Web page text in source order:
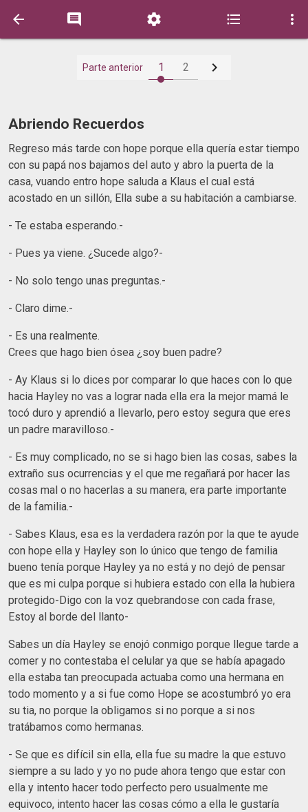
    
Parte anterior 1 2 
Abriendo Recuerdos
Regreso más tarde con hope porque ella quería estar tiempo
con su papá nos bajamos del auto y abro la puerta de la
casa, vuando entro hope saluda a Klaus el cual está
acostado en un sillón, Ella sube a su habitación a cambiarse.
- Te estaba esperando.-
- Pues ya viene. ¿Sucede algo?-
- No solo tengo unas preguntas.-
- Claro dime.-
- Es una realmente.
Crees que hago bien ósea ¿soy buen padre?
- Ay Klaus si lo dices por comparar lo que haces con lo que
hacia Hayley no vas a lograr nada ella era la mejor mamá le
tocó duro y aprendió a llevarlo, pero estoy segura que eres
un padre maravilloso.-
- Es muy complicado, no se si hago bien las cosas, sabes la
extraño sus ocurrencias y el que me regañará por hacer las
cosas mal o no hacerlas a su manera, era parte importante
de la familia.-
- Sabes Klaus, esa es la verdadera razón por la que te ayude
con hope ella y Hayley son lo único que tengo de familia
bueno tenía porque Hayley ya no está y no dejó de pensar
que es mi culpa porque si hubiera estado con ella la hubiera
protegido-Digo con la voz quebrandose con cada frase,
Estoy al borde del llanto-
Sabes un día Hayley se enojó conmigo porque llegue tarde a
comer y no contestaba el celular ya que se había apagado
ella estaba tan preocupada actuaba como una hermana en
todo momento y a si fue como Hope se acostumbró yo era
su tia, no porque la obligamos si no porque a si nos
tratábamos como hermanas.
- Se que es difícil sin ella, ella fue su madre la que estuvo
siempre a su lado y yo no pude ahora tengo que estar con
ella y intento hacer todo perfecto pero usualmente me
equivoco, intento hacer las cosas cómo a ella le gustaría